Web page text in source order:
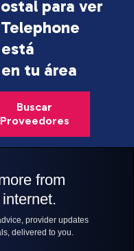
para ver
tu área
Buscar
Proveedores